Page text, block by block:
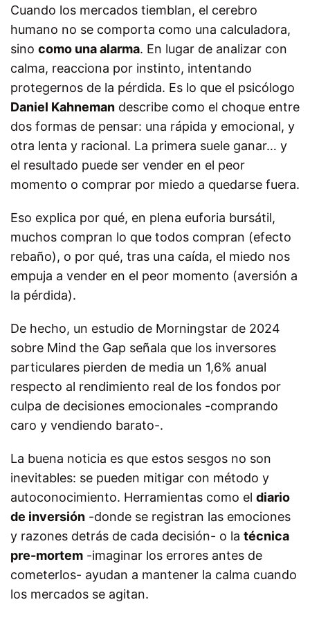
Cuando los mercados tiemblan, el cerebro
humano no se comporta como una calculadora,
sino como una alarma. En lugar de analizar con
calma, reacciona por instinto, intentando
protegernos de la pérdida. Es lo que el psicólogo
Daniel Kahneman describe como el choque entre
dos formas de pensar: una rápida y emocional, y
otra lenta y racional. La primera suele ganar… y
el resultado puede ser vender en el peor
momento o comprar por miedo a quedarse fuera.
Eso explica por qué, en plena euforia bursátil,
muchos compran lo que todos compran (efecto
rebaño), o por qué, tras una caída, el miedo nos
empuja a vender en el peor momento (aversión a
la pérdida).
De hecho, un estudio de Morningstar de 2024
sobre Mind the Gap señala que los inversores
particulares pierden de media un 1,6% anual
respecto al rendimiento real de los fondos por
culpa de decisiones emocionales -comprando
caro y vendiendo barato-.
La buena noticia es que estos sesgos no son
inevitables: se pueden mitigar con método y
autoconocimiento. Herramientas como el diario
de inversión -donde se registran las emociones
y razones detrás de cada decisión- o la técnica
pre-mortem -imaginar los errores antes de
cometerlos- ayudan a mantener la calma cuando
los mercados se agitan.